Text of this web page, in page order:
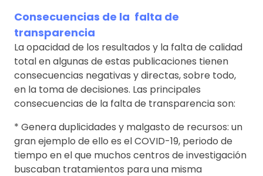
Consecuencias de la falta de
transparencia
La opacidad de los resultados y la falta de calidad
total en algunas de estas publicaciones tienen
consecuencias negativas y directas, sobre todo,
en la toma de decisiones. Las principales
consecuencias de la falta de transparencia son:
* Genera duplicidades y malgasto de recursos: un
gran ejemplo de ello es el COVID-19, periodo de
tiempo en el que muchos centros de investigación
buscaban tratamientos para una misma